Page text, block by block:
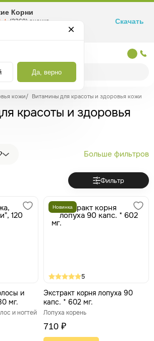
кожи/ Витамины для красоты и здоровья кожи
красоты и здоровья
Больше фильтров
Фильтр
и
мг.
и ногтей
Новинка
5
Экстракт корня лопуха 90
капс. * 602 мг.
Лопуха корень
710 ₽
Да, верно
Корни
(2360) оценка
товаров для здоровья
Скачать